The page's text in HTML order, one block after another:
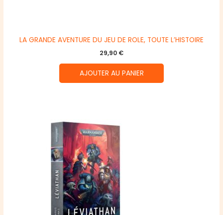
LA GRANDE AVENTURE DU JEU DE ROLE, TOUTE L’HISTOIRE
29,90 €
AJOUTER AU PANIER